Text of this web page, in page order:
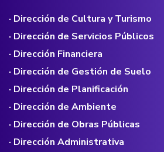
· Dirección de Cultura y Turismo
· Dirección de Servicios Públicos
· Dirección Financiera
· Dirección de Gestión de Suelo
· Dirección de Planificación
· Dirección de Ambiente
· Dirección de Obras Públicas
· Dirección Administrativa